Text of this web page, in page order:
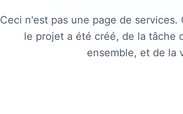
Ceci n'est pas une page de
le projet a été créé, de la tâche
ensemble, et de la